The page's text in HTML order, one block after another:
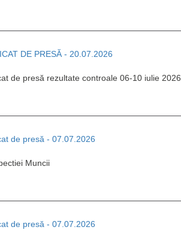
DE PRESĂ - 20.07.2026
de presă rezultate controale 06-10 iulie 2026
de presă - 07.07.2026
Muncii
de presă - 07.07.2026